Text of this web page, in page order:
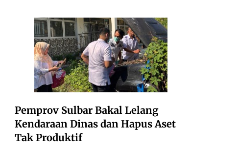
Pemprov Sulbar Bakal Lelang
Kendaraan Dinas dan Hapus Aset
Tak Produktif